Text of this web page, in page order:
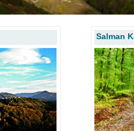
Salman